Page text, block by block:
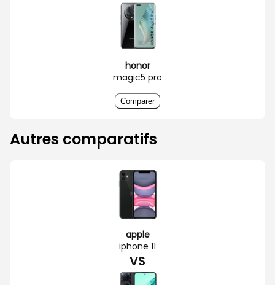
honor
magic5 pro
Comparer
Autres comparatifs
apple
iphone 11
VS